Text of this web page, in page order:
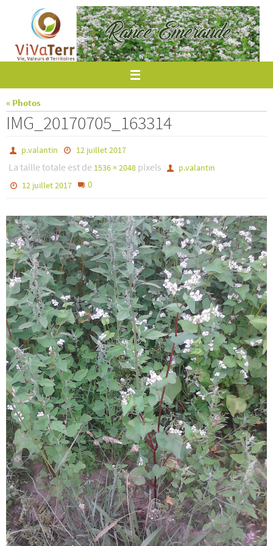
contenu
« Photos
IMG_20170705_163314
p.valantin 12 juillet 2017
La taille totale est de 1536 × 2048 pixels
p.valantin
12 juillet 2017
0